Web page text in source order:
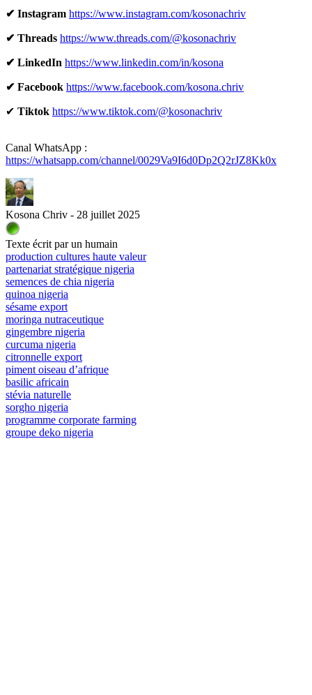
✔ Instagram https://www.instagram.com/kosonachriv
✔ Threads https://www.threads.com/@kosonachriv
✔ LinkedIn https://www.linkedin.com/in/kosona
✔ Facebook https://www.facebook.com/kosona.chriv
✔ Tiktok https://www.tiktok.com/@kosonachriv
Canal WhatsApp :
https://whatsapp.com/channel/0029Va9I6d0Dp2Q2rJZ8Kk0x
Kosona Chriv - 28 juillet 2025
Texte écrit par un humain
production cultures haute valeur
partenariat stratégique nigeria
semences de chia nigeria
quinoa nigeria
sésame export
moringa nutraceutique
gingembre nigeria
curcuma nigeria
citronnelle export
piment oiseau d’afrique
basilic africain
stévia naturelle
sorgho nigeria
programme corporate farming
groupe deko nigeria